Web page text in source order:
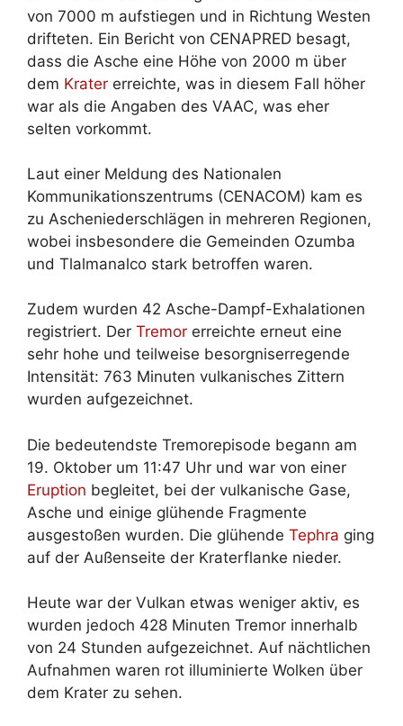
von 7000 m aufstiegen und in Richtung Westen
drifteten. Ein Bericht von CENAPRED besagt,
dass die Asche eine Höhe von 2000 m über
dem Krater erreichte, was in diesem Fall höher
war als die Angaben des VAAC, was eher
selten vorkommt.
Laut einer Meldung des Nationalen
Kommunikationszentrums (CENACOM) kam es
zu Ascheniederschlägen in mehreren Regionen,
wobei insbesondere die Gemeinden Ozumba
und Tlalmanalco stark betroffen waren.
Zudem wurden 42 Asche-Dampf-Exhalationen
registriert. Der Tremor erreichte erneut eine
sehr hohe und teilweise besorgniserregende
Intensität: 763 Minuten vulkanisches Zittern
wurden aufgezeichnet.
Die bedeutendste Tremorepisode begann am
19. Oktober um 11:47 Uhr und war von einer
Eruption begleitet, bei der vulkanische Gase,
Asche und einige glühende Fragmente
ausgestoßen wurden. Die glühende Tephra ging
auf der Außenseite der Kraterflanke nieder.
Heute war der Vulkan etwas weniger aktiv, es
wurden jedoch 428 Minuten Tremor innerhalb
von 24 Stunden aufgezeichnet. Auf nächtlichen
Aufnahmen waren rot illuminierte Wolken über
dem Krater zu sehen.